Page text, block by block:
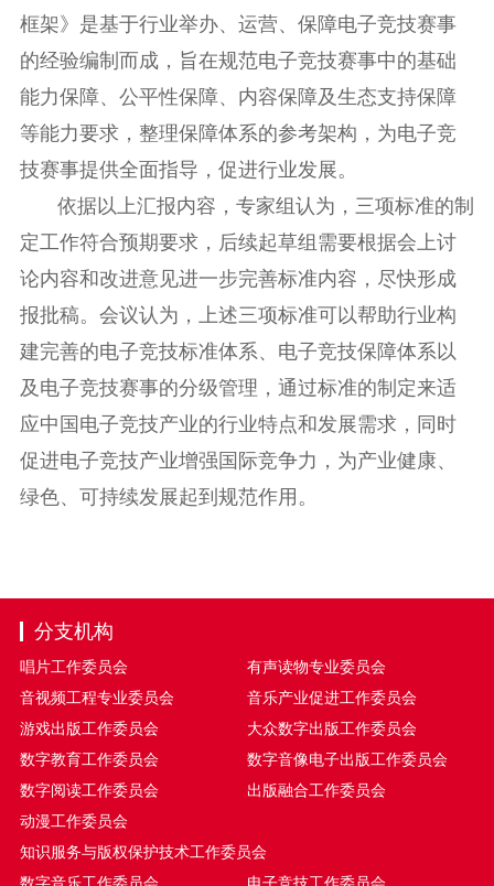
框架》是基于行业举办、运营、保障电子竞技赛事
的经验编制而成，旨在规范电子竞技赛事中的基础
能力保障、公平性保障、内容保障及生态支持保障
等能力要求，整理保障体系的参考架构，为电子竞
技赛事提供全面指导，促进行业发展。
依据以上汇报内容，专家组认为，三项标准的制
定工作符合预期要求，后续起草组需要根据会上讨
论内容和改进意见进一步完善标准内容，尽快形成
报批稿。会议认为，上述三项标准可以帮助行业构
建完善的电子竞技标准体系、电子竞技保障体系以
及电子竞技赛事的分级管理，通过标准的制定来适
应中国电子竞技产业的行业特点和发展需求，同时
促进电子竞技产业增强国际竞争力，为产业健康、
绿色、可持续发展起到规范作用。
分支机构
唱片工作委员会
有声读物专业委员会
音视频工程专业委员会
音乐产业促进工作委员会
游戏出版工作委员会
大众数字出版工作委员会
数字教育工作委员会
数字音像电子出版工作委员会
数字阅读工作委员会
出版融合工作委员会
动漫工作委员会
知识服务与版权保护技术工作委员会
数字音乐工作委员会
电子竞技工作委员会